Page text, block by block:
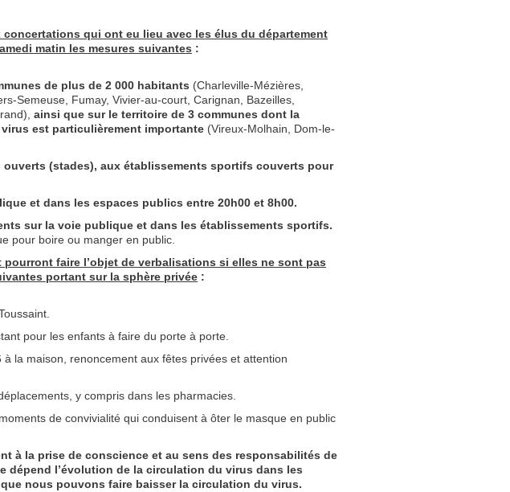
qui ont eu lieu avec les élus du département
matin les mesures suivantes :
de plus de 2 000 habitants (Charleville-Mézières,
Semeuse, Fumay, Vivier-au-court, Carignan, Bazeilles,
ainsi que sur le territoire de 3 communes dont la
est particulièrement importante (Vireux-Molhain, Dom-le-
(stades), aux établissements sportifs couverts pour
et dans les espaces publics entre 20h00 et 8h00.
sur la voie publique et dans les établissements sportifs.
pour boire ou manger en public.
faire l’objet de verbalisations si elles ne sont pas
portant sur la sphère privée :
pour les enfants à faire du porte à porte.
la maison, renoncement aux fêtes privées et attention
y compris dans les pharmacies.
de convivialité qui conduisent à ôter le masque en public
à la prise de conscience et au sens des responsabilités de
dépend l’évolution de la circulation du virus dans les
nous pouvons faire baisser la circulation du virus.